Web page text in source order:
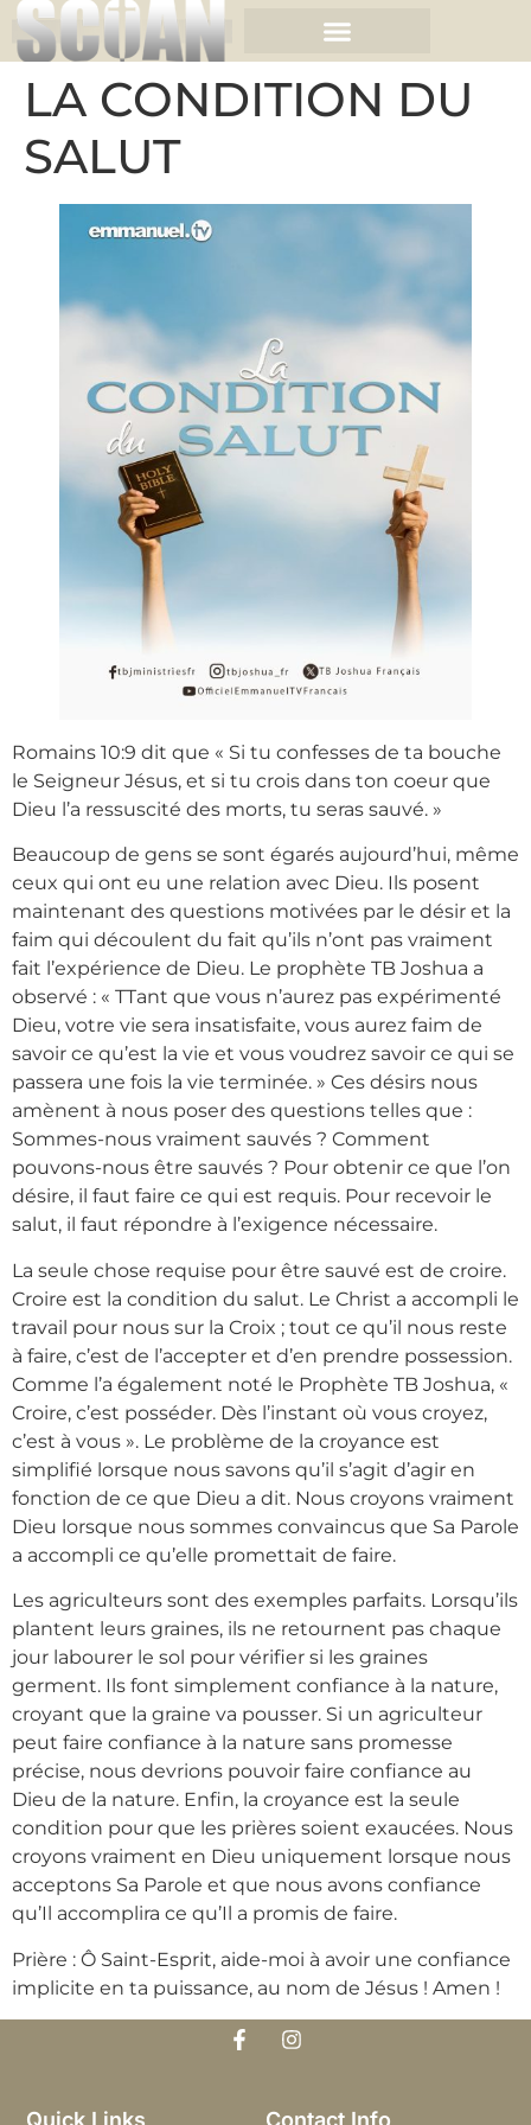
LA CONDITION DU
SALUT
Romains 10:9 dit que « Si tu confesses de ta bouche
le Seigneur Jésus, et si tu crois dans ton coeur que
Dieu l’a ressuscité des morts, tu seras sauvé. »
Beaucoup de gens se sont égarés aujourd’hui, même
ceux qui ont eu une relation avec Dieu. Ils posent
maintenant des questions motivées par le désir et la
faim qui découlent du fait qu’ils n’ont pas vraiment
fait l’expérience de Dieu. Le prophète TB Joshua a
observé : « TTant que vous n’aurez pas expérimenté
Dieu, votre vie sera insatisfaite, vous aurez faim de
savoir ce qu’est la vie et vous voudrez savoir ce qui se
passera une fois la vie terminée. » Ces désirs nous
amènent à nous poser des questions telles que :
Sommes-nous vraiment sauvés ? Comment
pouvons-nous être sauvés ? Pour obtenir ce que l’on
désire, il faut faire ce qui est requis. Pour recevoir le
salut, il faut répondre à l’exigence nécessaire.
La seule chose requise pour être sauvé est de croire.
Croire est la condition du salut. Le Christ a accompli le
travail pour nous sur la Croix ; tout ce qu’il nous reste
à faire, c’est de l’accepter et d’en prendre possession.
Comme l’a également noté le Prophète TB Joshua, «
Croire, c’est posséder. Dès l’instant où vous croyez,
c’est à vous ». Le problème de la croyance est
simplifié lorsque nous savons qu’il s’agit d’agir en
fonction de ce que Dieu a dit. Nous croyons vraiment
Dieu lorsque nous sommes convaincus que Sa Parole
a accompli ce qu’elle promettait de faire.
Les agriculteurs sont des exemples parfaits. Lorsqu’ils
plantent leurs graines, ils ne retournent pas chaque
jour labourer le sol pour vérifier si les graines
germent. Ils font simplement confiance à la nature,
croyant que la graine va pousser. Si un agriculteur
peut faire confiance à la nature sans promesse
précise, nous devrions pouvoir faire confiance au
Dieu de la nature. Enfin, la croyance est la seule
condition pour que les prières soient exaucées. Nous
croyons vraiment en Dieu uniquement lorsque nous
acceptons Sa Parole et que nous avons confiance
qu’Il accomplira ce qu’Il a promis de faire.
Prière : Ô Saint-Esprit, aide-moi à avoir une confiance
implicite en ta puissance, au nom de Jésus ! Amen !